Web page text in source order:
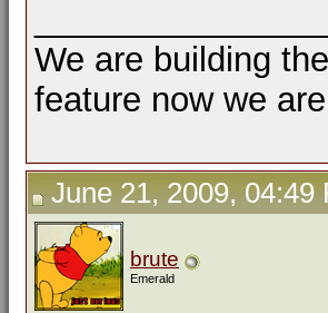
We are building
feature now we
June 21, 2009, 04:49
brute
Emerald